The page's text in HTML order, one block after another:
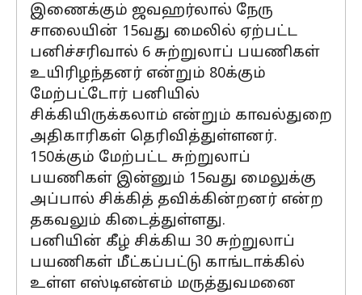
இணைக்கும் ஜவஹர்லால் நேரு
சாலையின் 15வது மைலில் ஏற்பட்ட
பனிச்சரிவால் 6 சுற்றுலாப் பயணிகள்
உயிரிழந்தனர் என்றும் 80க்கும்
மேற்பட்டோர் பனியில்
சிக்கியிருக்கலாம் என்றும் காவல்துறை
அதிகாரிகள் தெரிவித்துள்ளனர்.
150க்கும் மேற்பட்ட சுற்றுலாப்
பயணிகள் இன்னும் 15வது மைலுக்கு
அப்பால் சிக்கித் தவிக்கின்றனர் என்ற
தகவலும் கிடைத்துள்ளது.
பனியின் கீழ் சிக்கிய 30 சுற்றுலாப்
பயணிகள் மீட்கப்பட்டு காங்டாக்கில்
உள்ள எஸ்டிஎன்எம் மருத்துவமனை